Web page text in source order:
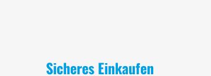
Sicheres Einkaufen